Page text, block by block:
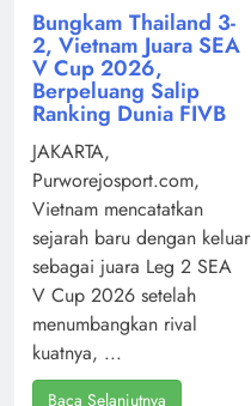
Bungkam Thailand 3-
2, Vietnam Juara SEA
V Cup 2026,
Berpeluang Salip
Ranking Dunia FIVB
JAKARTA,
Purworejosport.com,
Vietnam mencatatkan
sejarah baru dengan keluar
sebagai juara Leg 2 SEA
V Cup 2026 setelah
menumbangkan rival
kuatnya, ...
Baca Selanjutnya